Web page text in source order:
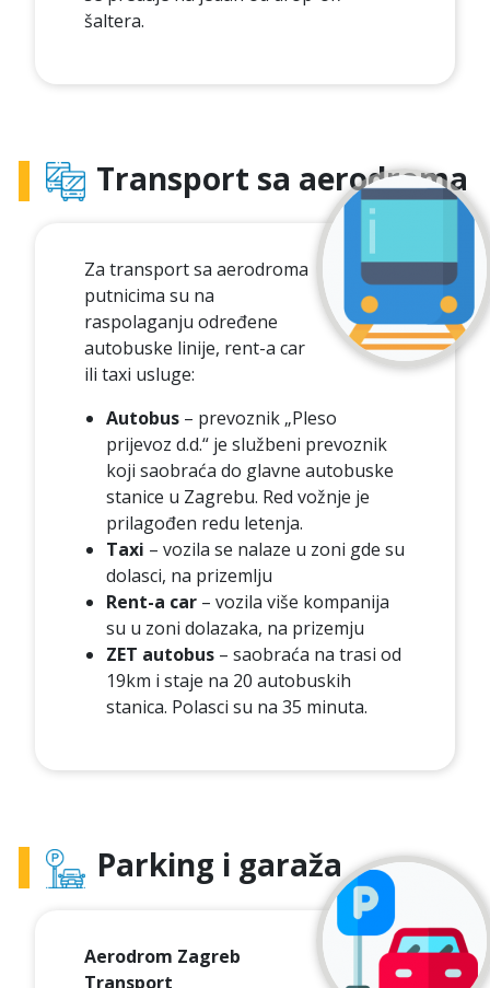
šaltera.
Transport sa aerodroma
Za transport sa aerodroma
putnicima su na
raspolaganju određene
autobuske linije, rent-a car
ili taxi usluge:
Autobus – prevoznik „Pleso
prijevoz d.d.“ je službeni prevoznik
koji saobraća do glavne autobuske
stanice u Zagrebu. Red vožnje je
prilagođen redu letenja.
Taxi – vozila se nalaze u zoni gde su
dolasci, na prizemlju
Rent-a car – vozila više kompanija
su u zoni dolazaka, na prizemju
ZET autobus – saobraća na trasi od
19km i staje na 20 autobuskih
stanica. Polasci su na 35 minuta.
Parking i garaža
Aerodrom Zagreb
Transport